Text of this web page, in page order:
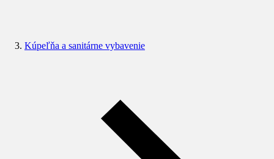
Kúpeľňa a sanitárne vybavenie